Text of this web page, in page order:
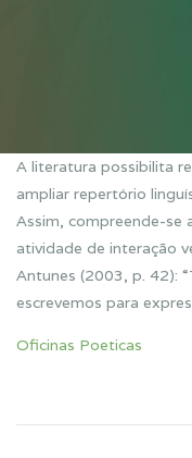
A literatura possibilita
ampliar repertório
Assim, compreende-se
atividade de interação
Antunes (2003, p. 42):
escrevemos para
Oficinas Poeticas